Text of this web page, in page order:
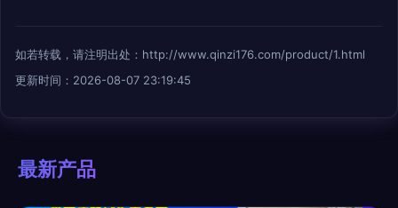
如若转载，请注明出处：http://www.qinzi176.com/product/1.html
更新时间：2026-08-07 23:19:45
最新产品